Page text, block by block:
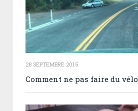
28 SEPTEMBRE 2015
Comment ne pas faire du vélo